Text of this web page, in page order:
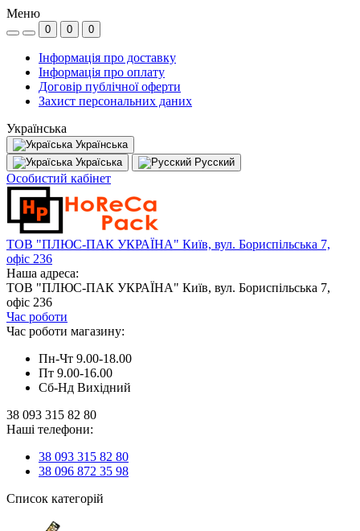
Меню
0 0 0
Інформація про доставку
Інформація про оплату
Договір публічної оферти
Захист персональних даних
Українська
Українська
Україська
Русский
Особистий кабінет
ТОВ "ПЛЮС-ПАК УКРАЇНА" Київ, вул. Бориспільська 7,
офіс 236
Наша адреса:
ТОВ "ПЛЮС-ПАК УКРАЇНА" Київ, вул. Бориспільська 7,
офіс 236
Час роботи
Час роботи магазину:
Пн-Чт 9.00-18.00
Пт 9.00-16.00
Сб-Нд Вихідний
38 093 315 82 80
Наші телефони:
38 093 315 82 80
38 096 872 35 98
Список категорій